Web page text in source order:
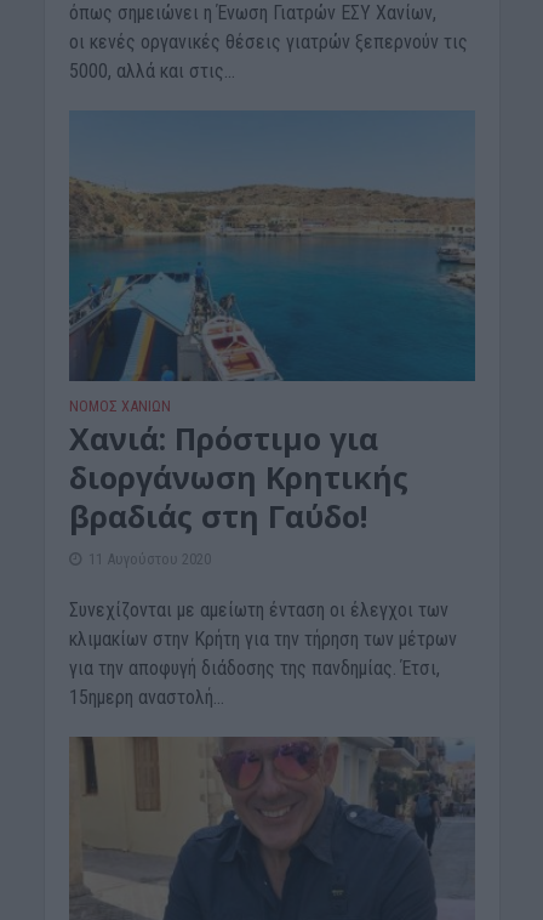
όπως σημειώνει η Ένωση Γιατρών ΕΣΥ Χανίων,
οι κενές οργανικές θέσεις γιατρών ξεπερνούν τις
5000, αλλά και στις...
ΝΟΜΌΣ ΧΑΝΊΩΝ
Χανιά: Πρόστιμο για
διοργάνωση Κρητικής
βραδιάς στη Γαύδο!
11 Αυγούστου 2020
Συνεχίζονται με αμείωτη ένταση οι έλεγχοι των
κλιμακίων στην Κρήτη για την τήρηση των μέτρων
για την αποφυγή διάδοσης της πανδημίας. Έτσι,
15ημερη αναστολή...